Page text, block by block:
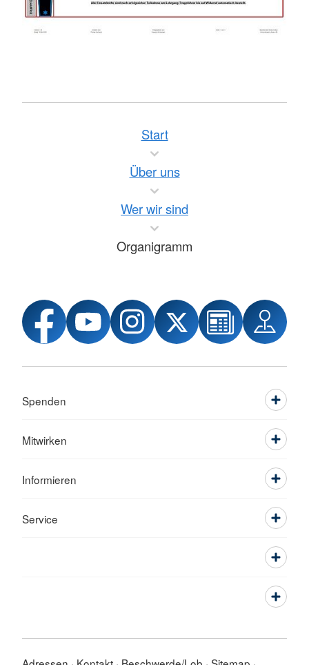
Start
Über uns
Wer wir sind
Organigramm
Spenden
Mitwirken
Informieren
Service